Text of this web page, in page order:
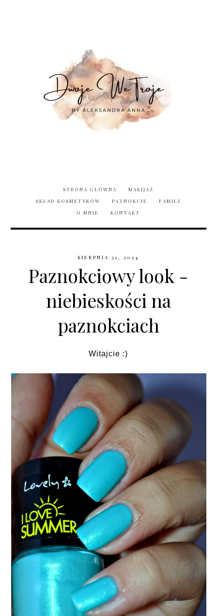
STRONA GŁÓWNA
MAKIJAŻ
SKŁAD KOSMETYKÓW
PAZNOKCIE
FAMILY
O MNIE
KONTAKT
SIERPNIA 31, 2014
Paznokciowy look -
niebieskości na
paznokciach
Witajcie :)